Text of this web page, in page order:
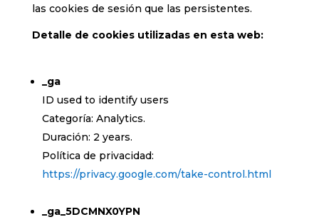
las cookies de sesión que las persistentes.
Detalle de cookies utilizadas en esta web:
_ga
ID used to identify users
Categoría: Analytics.
Duración: 2 years.
Política de privacidad:
https://privacy.google.com/take-control.html
_ga_5DCMNX0YPN